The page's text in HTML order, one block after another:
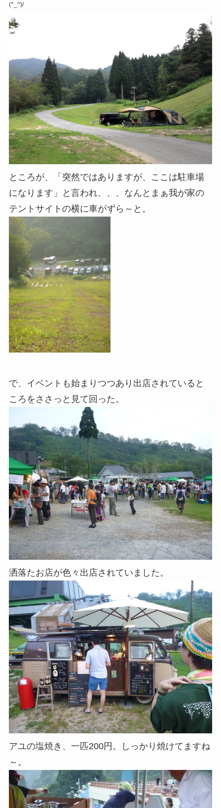
(^_^)/
ところが、「突然ではありますが、ここは駐車場
になります」と言われ、、、なんとまぁ我が家の
テントサイトの横に車がずら～と。
で、イベントも始まりつつあり出店されていると
ころをささっと見て回った。
洒落たお店が色々出店されていました。
アユの塩焼き、一匹200円。しっかり焼けてますね
～。